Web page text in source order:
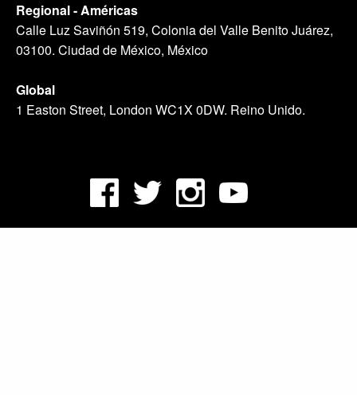
Regional - Américas
Calle Luz Saviñón 519, Colonia del Valle Benito Juárez,
03100. Ciudad de México, México
Global
1 Easton Street, London WC1X 0DW. Reino Unido.